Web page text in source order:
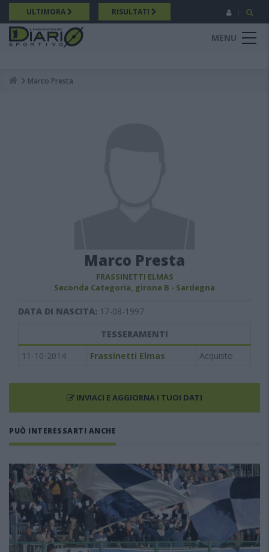
Salta
al
contenuto
principale
ULTIMORA RISULTATI
MENU
Breadcrumb
Marco Presta
Marco Presta
FRASSINETTI ELMAS
Seconda Categoria, girone B - Sardegna
DATA DI NASCITA: 17-08-1997
TESSERAMENTI
11-10-2014
Frassinetti Elmas Acquisto
INVIACI E AGGIORNA I TUOI DATI
PUÒ INTERESSARTI ANCHE